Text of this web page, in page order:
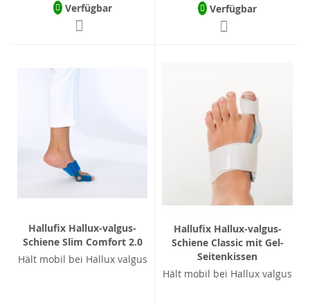
Verfügbar Verfügbar
Hallufix Hallux-valgus-
Schiene Slim Comfort 2.0
Hält mobil bei Hallux valgus
Hallufix Hallux-valgus-
Schiene Classic mit Gel-
Seitenkissen
Hält mobil bei Hallux valgus